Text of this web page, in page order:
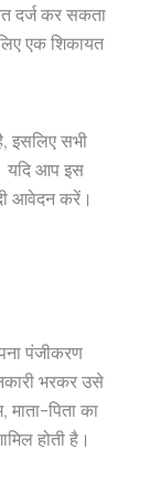
दर्ज कर सकता
एक शिकायत
इसलिए सभी
यदि आप इस
आवेदन करें।
पंजीकरण
भरकर उसे
पिता का
होती है।